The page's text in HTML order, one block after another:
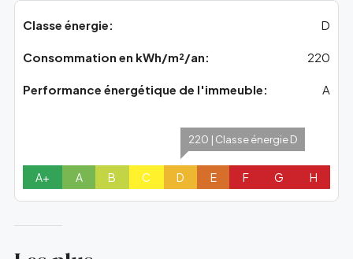
Classe énergie: D
Consommation en kWh/m²/an: 220
Performance énergétique de l'immeuble: A
A+ A B C
220 | Classe énergie D
D E F G H